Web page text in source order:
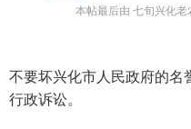
本帖最后由 七旬兴化
不要坏兴化市人民政府的名
行政诉讼。